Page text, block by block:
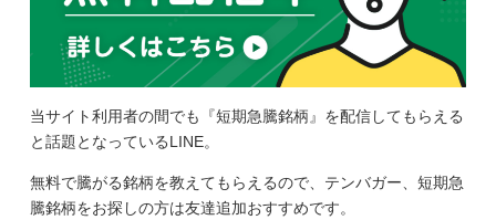
当サイト利用者の間でも『短期急騰銘柄』を配信してもらえる
と話題となっているLINE。
無料で騰がる銘柄を教えてもらえるので、テンバガー、短期急
騰銘柄をお探しの方は友達追加おすすめです。